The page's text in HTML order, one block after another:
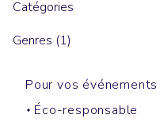
Catégories
Genres (1)
Pour vos événements
Éco-responsable